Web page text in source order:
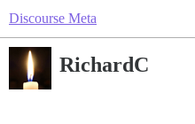
Discourse Meta
RichardC